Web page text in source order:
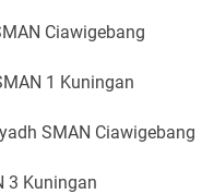
Ciawigebang
1 Kuningan
SMAN Ciawigebang
3 Kuningan